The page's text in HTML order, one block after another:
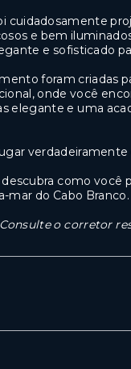
cuidadosamente
e bem
e sofisticado
foram criadas
onde você
elegante e uma
verdadeiramente
como você
mar do Cabo Branco.
o corretor